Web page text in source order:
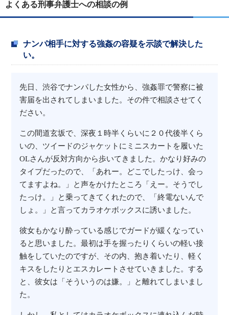
よくある刑事弁護士への相談の例
ナンパ相手に対する強姦の容疑を示談で解決した
い。
先日、渋谷でナンパした女性から、強姦罪で警察に被
害届を出されてしまいました。その件で相談させてく
ださい。
この間道玄坂で、深夜１時半くらいに２０代後半くら
いの、ツイードのジャケットにミニスカートを履いた
OLさんが反対方向から歩いてきました。かなり好みの
タイプだったので、「あれー。どこでしたっけ、会っ
てますよね。」と声をかけたところ「えー。そうでし
たっけ。」と乗ってきてくれたので、「終電ないんで
しょ。」と言ってカラオケボックスに誘いました。
彼女もかなり酔っている感じでガードが緩くなってい
ると思いました。最初は手を握ったりくらいの軽い接
触をしていたのですが、その内、抱き着いたり、軽く
キスをしたりとエスカレートさせていきました。する
と、彼女は「そういうのは嫌。」と離れてしまいまし
た。